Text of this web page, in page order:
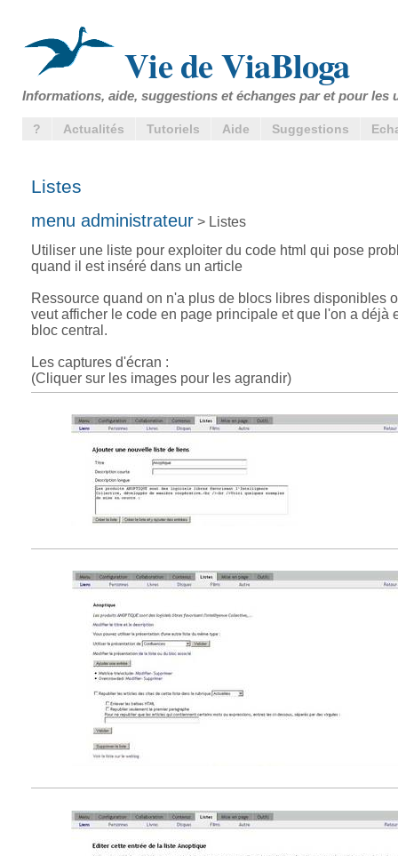
Vie de ViaBloga
Informations, aide, suggestions et échanges par et pour les
? Actualités Tutoriels Aide Suggestions
Listes
menu administrateur > Listes
Utiliser une liste pour exploiter du code html qui pose
quand il est inséré dans un article
Ressource quand on n'a plus de blocs libres disponibles
veut afficher le code en page principale et que l'on a déjà
bloc central.
Les captures d'écran :
(Cliquer sur les images pour les agrandir)